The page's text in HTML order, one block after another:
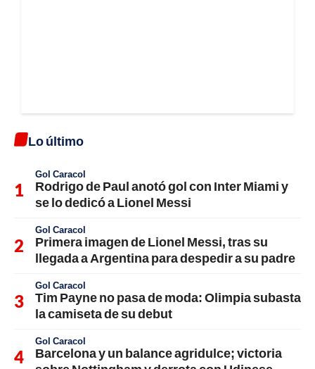
Lo último
Gol Caracol
Rodrigo de Paul anotó gol con Inter Miami y
se lo dedicó a Lionel Messi
Gol Caracol
Primera imagen de Lionel Messi, tras su
llegada a Argentina para despedir a su padre
Gol Caracol
Tim Payne no pasa de moda: Olimpia subasta
la camiseta de su debut
Gol Caracol
Barcelona y un balance agridulce; victoria